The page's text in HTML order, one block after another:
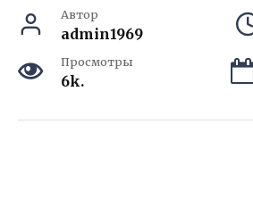
Автор
admin1969
Просмотры
6k.